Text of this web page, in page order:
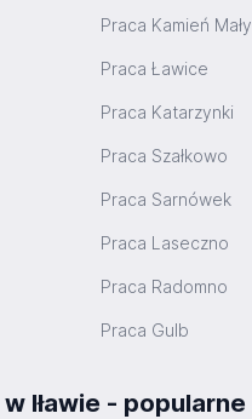
Praca Kamień Mały
Praca Ławice
Praca Katarzynki
Praca Szałkowo
Praca Sarnówek
Praca Laseczno
Praca Radomno
Praca Gulb
Iławie - popularne